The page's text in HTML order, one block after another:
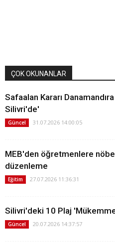
ÇOK OKUNANLAR
Safaalan Kararı
Silivri'de'
Güncel 31.07.2026 14:00:05
MEB'den öğretmenlere
düzenleme
Eğitim 27.07.2026 11:36:31
Silivri'deki 10 Plaj
Güncel 20.07.2026 14:37:57